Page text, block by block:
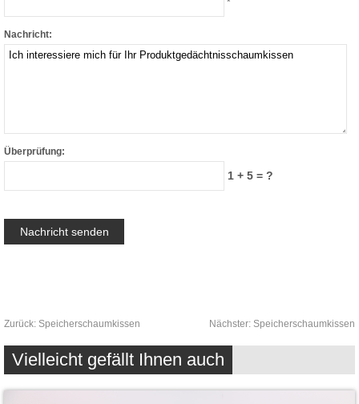
*
Nachricht:
Überprüfung:
1 + 5 = ?
Zurück: Speicherschaumkissen Nächster: Speicherschaumkissen
Vielleicht gefällt Ihnen auch